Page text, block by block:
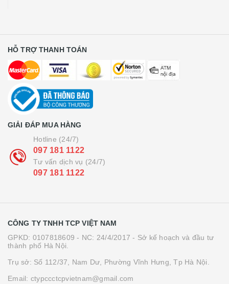
HỖ TRỢ THANH TOÁN
GIẢI ĐÁP MUA HÀNG
Hotline (24/7)
097 181 1122
Tư vấn dịch vụ (24/7)
097 181 1122
CÔNG TY TNHH TCP VIỆT NAM
GPKD: 0107818609 - NC: 24/4/2017 - Sở kế hoạch và đầu tư
thành phố Hà Nội.
Trụ sở: Số 112/37, Nam Dư, Phường Vĩnh Hưng, Tp Hà Nội.
Email: ctypccctcpvietnam@gmail.com